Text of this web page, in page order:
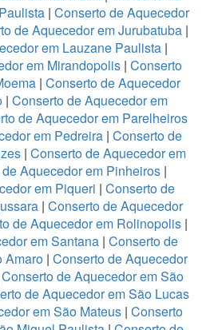
| Conserto de Aquecedor
de Aquecedor em Jurubatuba|
em Lauzane Paulista |
em Mirandopolis | Conserto
| Conserto de Aquecedor
| Conserto de Aquecedor em
de Aquecedor em Parelheiros
em Pedreira| Conserto de
| Conserto de Aquecedor em
Aquecedor em Pinheiros|
em Piqueri | Conserto de
| Conserto de Aquecedor
de Aquecedor em Rolinopolis|
em Santana | Conserto de
Amaro | Conserto de Aquecedor
Conserto de Aquecedor em São
de Aquecedor em São Lucas
em São Mateus | Conserto